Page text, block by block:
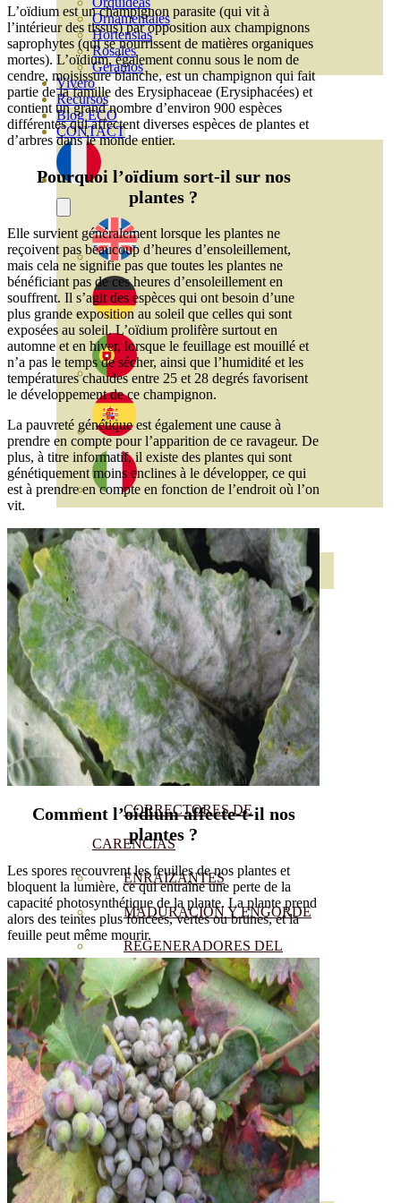
Ornamentales
Hortensias
Rosales
Geranios
Vivero
Recursos
Blog ECO
CONTACT
ABONOS ECO
VER TODOS
ABONOS LÍQUIDOS
ABONOS SOLIDOS
BIOESTIMULANTES
SUSTRATOS Y
DECORATIVAS
CORRECTORES DE
CARENCIAS
ENRAIZANTES
MADURACIÓN Y ENGORDE
REGENERADORES DEL
SUELO
ÁCIDOS HÚMICOS
MATERIAS PRIMAS
PROTECCIÓN CULTIVOS Y
PLANTAS
PLANTAS INTERIOR
GROWPUNCH
L’oïdium est un champignon parasite (qui vit à
l’intérieur des tissus) par opposition aux champignons
saprophytes (qui se nourrissent de matières organiques
mortes). L’oïdium, également connu sous le nom de
cendre, moisissure blanche, est un champignon qui fait
partie de la famille des Erysiphaceae (Erysiphacées) et
contient un grand nombre d’environ 900 espèces
différentes qui affectent diverses espèces de plantes et
d’arbres dans le monde entier.
Pourquoi l’oïdium sort-il sur nos
plantes ?
Elle survient généralement lorsque les plantes ne
reçoivent pas beaucoup d’heures d’ensoleillement,
mais cela ne signifie pas que toutes les plantes ne
bénéficiant pas de ces heures d’ensoleillement en
souffrent. Il s’agit des espèces qui ont besoin d’une
plus grande exposition au soleil que celles qui sont
exposées au soleil. L’oïdium prolifère surtout en
automne et en hiver, lorsque le feuillage est mouillé et
n’a pas le temps de sécher, ainsi que l’humidité et les
températures chaudes entre 25 et 28 degrés favorisent
le développement de ce champignon.
La pauvreté génétique est également une cause à
prendre en compte pour l’apparition de ce ravageur. De
plus, à titre informatif, il existe des plantes qui sont
génétiquement moins enclines à le développer, ce qui
est à prendre en compte en fonction de l’endroit où l’on
vit.
Comment l’oïdium affecte-t-il nos
plantes ?
Les spores recouvrent les feuilles de nos plantes et
bloquent la lumière, ce qui entraîne une perte de la
capacité photosynthétique de la plante. La plante prend
alors des teintes plus foncées, vertes ou brunes, et la
feuille peut même mourir.